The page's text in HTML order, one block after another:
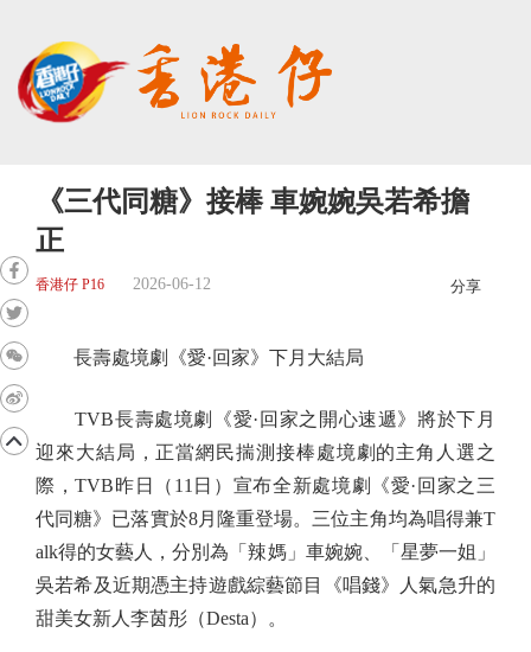
《三代同糖》接棒 車婉婉吳若希擔
正
香港仔 P16 2026-06-12 分享
長壽處境劇《愛·回家》下月大結局
TVB長壽處境劇《愛·回家之開心速遞》將於下月
迎來大結局，正當網民揣測接棒處境劇的主角人選之
際，TVB昨日（11日）宣布全新處境劇《愛·回家之三
代同糖》已落實於8月隆重登場。三位主角均為唱得兼T
alk得的女藝人，分別為「辣媽」車婉婉、「星夢一姐」
吳若希及近期憑主持遊戲綜藝節目《唱錢》人氣急升的
甜美女新人李茵彤（Desta）。